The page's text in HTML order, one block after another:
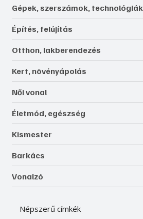
Gépek, szerszámok, technológiák
Építés, felújítás
Otthon, lakberendezés
Kert, növényápolás
Női vonal
Életmód, egészség
Kismester
Barkács
Vonalzó
Népszerű címkék